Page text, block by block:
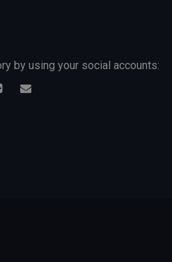
by using your social accounts: